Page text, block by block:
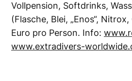
Vollpension, Softdrinks,
(Flasche, Blei, „Enos“,
Euro pro Person. Info:
www.extradivers-